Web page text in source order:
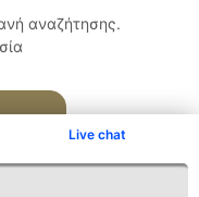
Live chat
αναζήτησης.